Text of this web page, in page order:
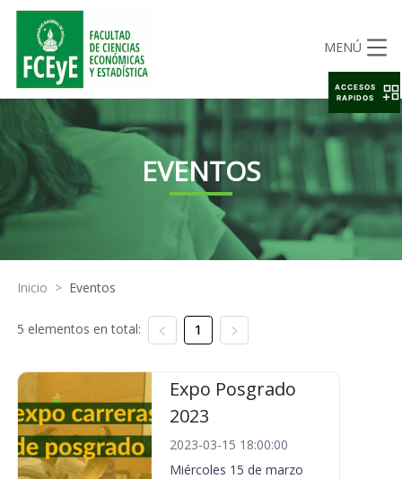
MENÚ
EVENTOS
Inicio > Eventos
5 elementos en total: 1
Expo Posgrado
2023
2023-03-15 18:00:00
Miércoles 15 de marzo
ACCESOS
RAPIDOS